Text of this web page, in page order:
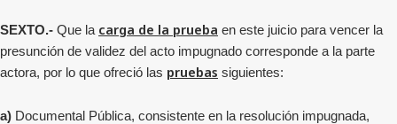
SEXTO.- Que la carga de la prueba en este juicio para vencer la
presunción de validez del acto impugnado corresponde a la parte
actora, por lo que ofreció las pruebas siguientes:
a) Documental Pública, consistente en la resolución impugnada,